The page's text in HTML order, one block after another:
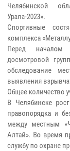
Челябинской
Урала-2023».
Спортивные
комплекса
Перед началом
досмотровой
обследование
выявления
Общее количество
В Челябинске
правопорядка и
между местным
Алтай». Во время
службу по охране